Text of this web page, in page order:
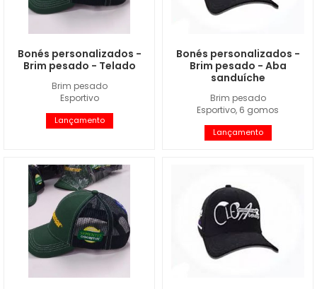
Brim pesado
Esportivo
Bonés personalizados -
Brim pesado - Telado
Lançamento
Brim pesado
Esportivo, 6 gomos
Bonés personalizados -
Brim pesado - Aba
sanduíche
Lançamento